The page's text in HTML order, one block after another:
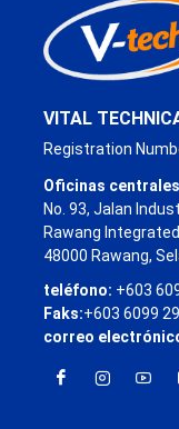
VITAL
Registration
Oficinas
No. 93, Jalan
Rawang
48000 Rawang,
teléfono: +603
Faks:+603 6099
correo